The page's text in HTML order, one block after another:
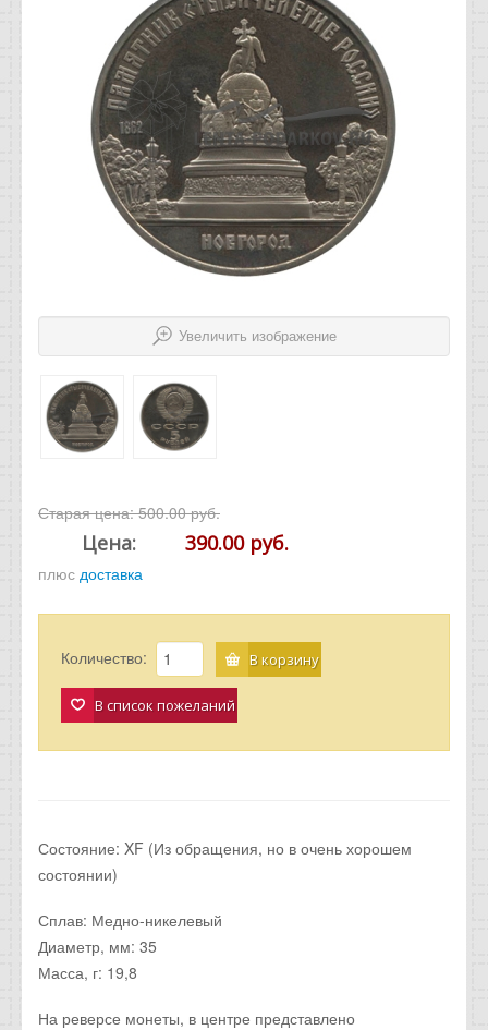
Увеличить изображение
Старая цена:500.00 руб.
Цена: 390.00 руб.
плюс доставка
Количество: В корзину
В список пожеланий
Состояние: XF (Из обращения, но в очень хорошем
состоянии)
Сплав: Медно-никелевый
Диаметр, мм: 35
Масса, г: 19,8
На реверсе монеты, в центре представлено